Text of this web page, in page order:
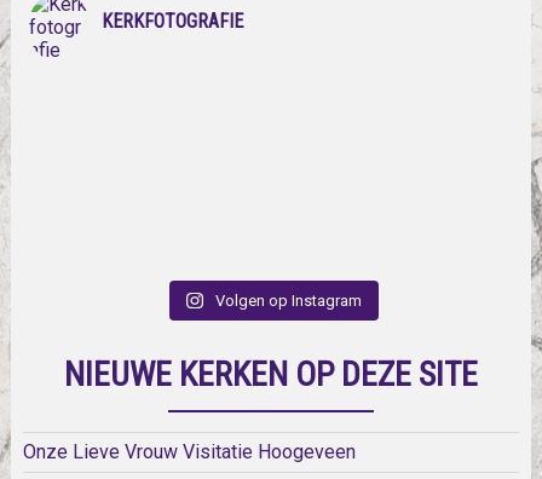
KERKFOTOGRAFIE
Volgen op Instagram
NIEUWE KERKEN OP DEZE SITE
Onze Lieve Vrouw Visitatie Hoogeveen